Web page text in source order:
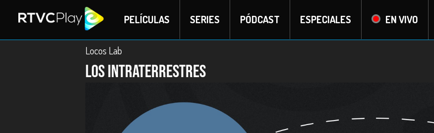
PELÍCULAS SERIES PÓDCAST ESPECIALES EN VIVO
Locos Lab
Los Intraterrestres